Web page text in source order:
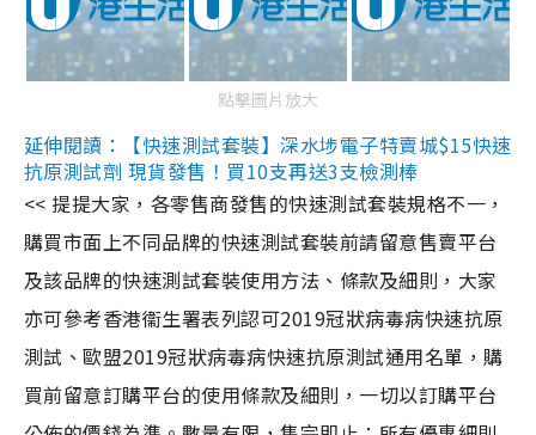
點擊圖片放大
延伸閱讀：【快速測試套裝】深水埗電子特賣城$15快速
抗原測試劑 現貨發售！買10支再送3支檢測棒
<< 提提大家，各零售商發售的快速測試套裝規格不一，
購買市面上不同品牌的快速測試套裝前請留意售賣平台
及該品牌的快速測試套裝使用方法、條款及細則，大家
亦可參考香港衞生署表列認可2019冠狀病毒病快速抗原
測試、歐盟2019冠狀病毒病快速抗原測試通用名單，購
買前留意訂購平台的使用條款及細則，一切以訂購平台